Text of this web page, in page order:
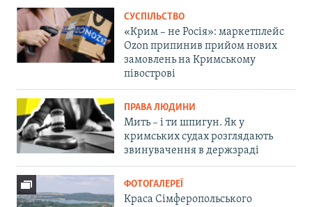
СУСПІЛЬСТВО
«Крим – не Росія»: маркетплейс
Ozon припинив прийом нових
замовлень на Кримському
півострові
ПРАВА ЛЮДИНИ
Мить – і ти шпигун. Як у
кримських судах розглядають
звинувачення в держзраді
ФОТОГАЛЕРЕЇ
Краса Сімферопольського